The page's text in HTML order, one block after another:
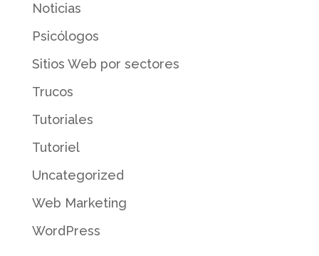
Noticias
Psicólogos
Sitios Web por sectores
Trucos
Tutoriales
Tutoriel
Uncategorized
Web Marketing
WordPress